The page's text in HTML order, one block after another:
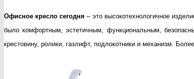
Офисное кресло сегодня – это высокотехнологичное
было комфортным, эстетичным, функциональным,
крестовину, ролики, газлифт, подлокотники и механизм.